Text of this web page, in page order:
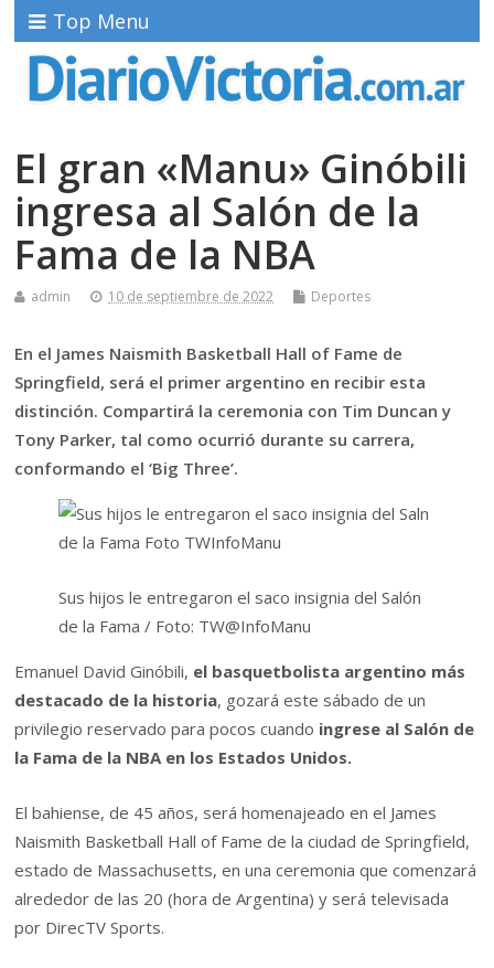
Top Menu
El gran «Manu» Ginóbili
ingresa al Salón de la
Fama de la NBA
admin 10 de septiembre de 2022 Deportes
En el James Naismith Basketball Hall of Fame de
Springfield, será el primer argentino en recibir esta
distinción. Compartirá la ceremonia con Tim Duncan y
Tony Parker, tal como ocurrió durante su carrera,
conformando el ‘Big Three’.
Sus hijos le entregaron el saco insignia del Salón
de la Fama / Foto: TW@InfoManu
Emanuel David Ginóbili, el basquetbolista argentino más
destacado de la historia, gozará este sábado de un
privilegio reservado para pocos cuando ingrese al Salón de
la Fama de la NBA en los Estados Unidos.
El bahiense, de 45 años, será homenajeado en el James
Naismith Basketball Hall of Fame de la ciudad de Springfield,
estado de Massachusetts, en una ceremonia que comenzará
alrededor de las 20 (hora de Argentina) y será televisada
por DirecTV Sports.